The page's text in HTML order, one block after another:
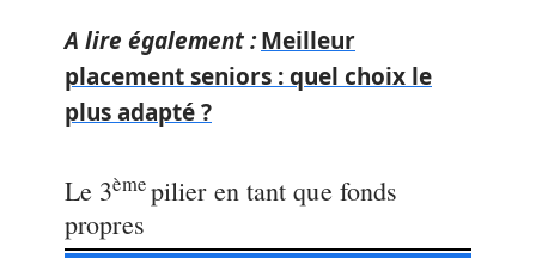
A lire également :Meilleur
placement seniors : quel choix le
plus adapté ?
Le 3èmepilier en tant que fonds
propres